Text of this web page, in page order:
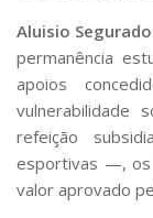
Aluisio Segurado
permanência
apoios
vulnerabilidade
refeição
esportivas —, os
valor aprovado